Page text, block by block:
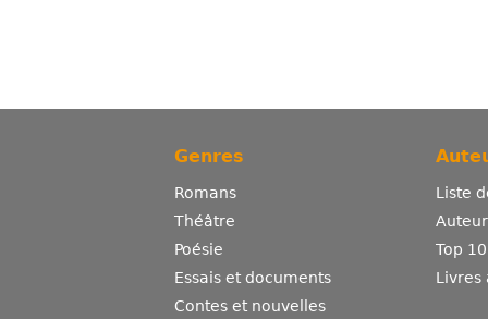
Genres
Romans
Théâtre
Poésie
Essais et documents
Contes et nouvelles
Liste
Top
Livres